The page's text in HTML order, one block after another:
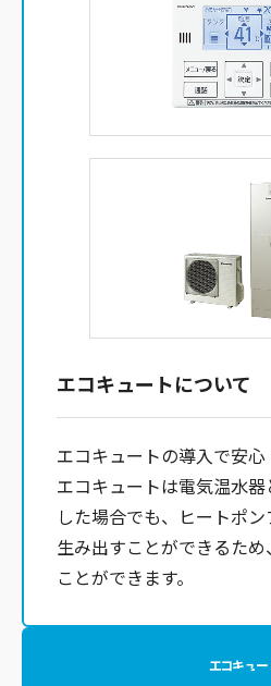
エコキュートについて
エコキュートの導入で安心
エコキュートは電気温水
した場合でも、ヒートポ
生み出すことができるた
ことができます。
エコキュー